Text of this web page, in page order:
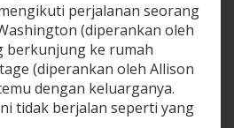
perjalanan seorang
(diperankan oleh
berkunjung ke rumah
(diperankan oleh Allison
dengan keluarganya.
tidak berjalan seperti yang